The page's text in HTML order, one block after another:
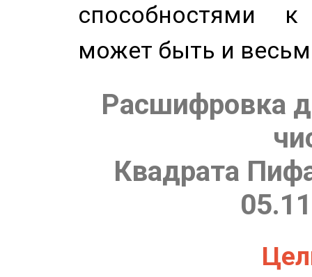
способностями
может быть и
Расшифровка
Квадрата